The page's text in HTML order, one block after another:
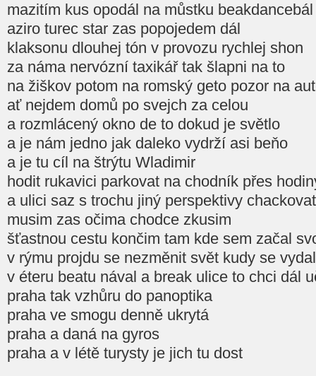
mazitím kus opodál na můstku beakdancebál
aziro turec star zas popojedem dál
klaksonu dlouhej tón v provozu rychlej shon
za náma nervózní taxikář tak šlapni na to
na žiškov potom na romský geto pozor na
ať nejdem domů po svejch za celou
a rozmlácený okno de to dokud je světlo
a je nám jedno jak daleko vydrží asi beňo
a je tu cíl na štrýtu Wladimir
hodit rukavici parkovat na chodník přes
a ulici saz s trochu jiný perspektivy chackovat
musim zas očima chodce zkusim
šťastnou cestu končim tam kde sem začal
v rýmu projdu se nezměnit svět kudy se
v éteru beatu nával a break ulice to chci dál
praha tak vzhůru do panoptika
praha ve smogu denně ukrytá
praha a daná na gyros
praha a v létě turysty je jich tu dost